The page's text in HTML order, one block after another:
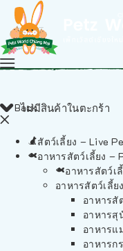
ไม่มีสินค้าในตะกร้า
Back
สัตว์เลี้ยง – Live
อาหารสัตว์เลี้ยง –
อาหารสัตว์เ
อาหารสัตว์เลี้ย
อาหารสั
อาหารสุ
อาหารแ
อาหารก